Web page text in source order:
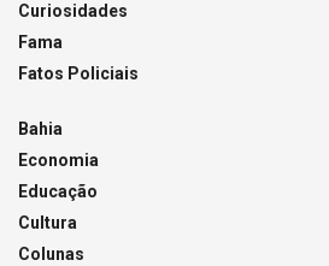
Curiosidades
Fama
Fatos Policiais
Bahia
Economia
Educação
Cultura
Colunas